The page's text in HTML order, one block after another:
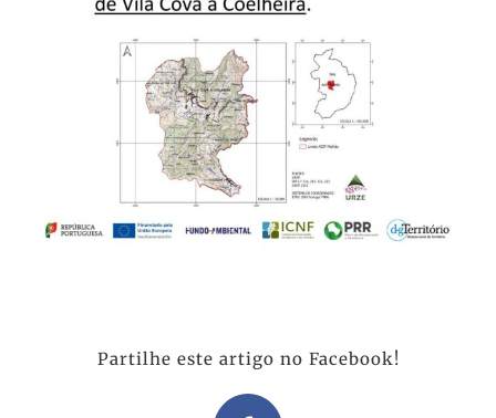
Partilhe este artigo no Facebook!